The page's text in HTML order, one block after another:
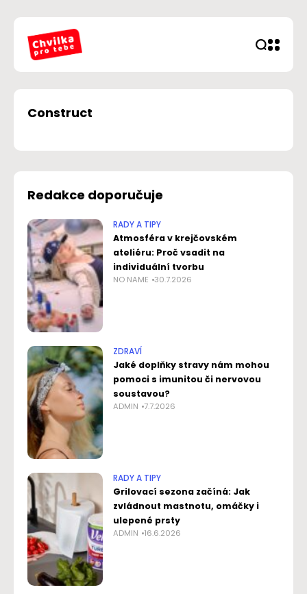
Construct
Redakce doporučuje
RADY A TIPY
Atmosféra v krejčovském
ateliéru: Proč vsadit na
individuální tvorbu
NO NAME 30.7.2026
ZDRAVÍ
Jaké doplňky stravy nám mohou
pomoci s imunitou či nervovou
soustavou?
ADMIN 7.7.2026
RADY A TIPY
Grilovací sezona začíná: Jak
zvládnout mastnotu, omáčky i
ulepené prsty
ADMIN 16.6.2026